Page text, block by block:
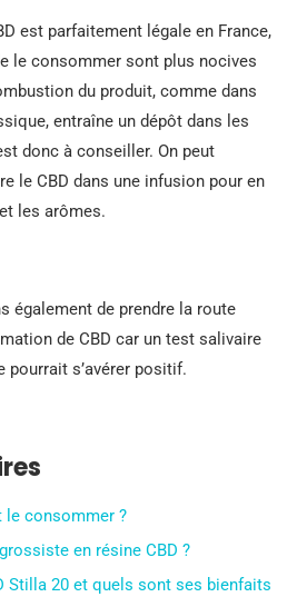
est parfaitement légale en France,
le consommer sont plus nocives
du produit, comme dans
entraîne un dépôt dans les
donc à conseiller. On peut
le CBD dans une infusion pour en
les arômes.
également de prendre la route
de CBD car un test salivaire
pourrait s’avérer positif.
le consommer ?
en résine CBD ?
Stilla 20 et quels sont ses bienfaits